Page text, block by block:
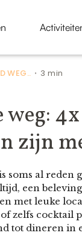
WEG.. • 3 min
weg:
zijn
soms al reden
een
met leuke
zelfs cocktail
tot dineren